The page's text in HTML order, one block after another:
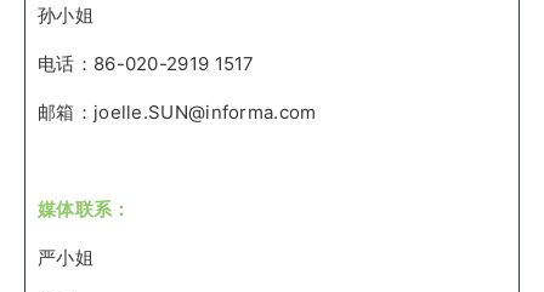
孙小姐
电话：86-020-2919 1517
邮箱：joelle.SUN@informa.com
媒体联系：
严小姐